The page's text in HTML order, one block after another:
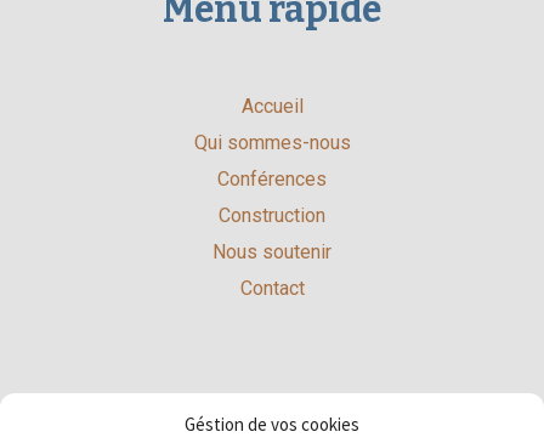
Géstion de vos cookies
Menu rapide
Accueil
Qui sommes-nous
Conférences
Construction
Nous soutenir
Contact
Restez en contact